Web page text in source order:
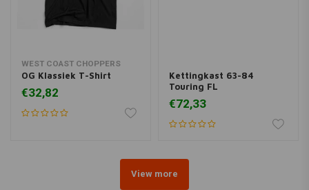
WEST COAST CHOPPERS
OG Klassiek T-Shirt
€32,82
Kettingkast 63-84
Touring FL
€72,33
View more